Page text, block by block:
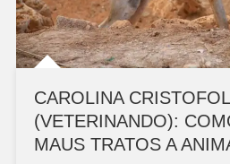
CAROLINA
(VETERINANDO):
MAUS TRATOS A